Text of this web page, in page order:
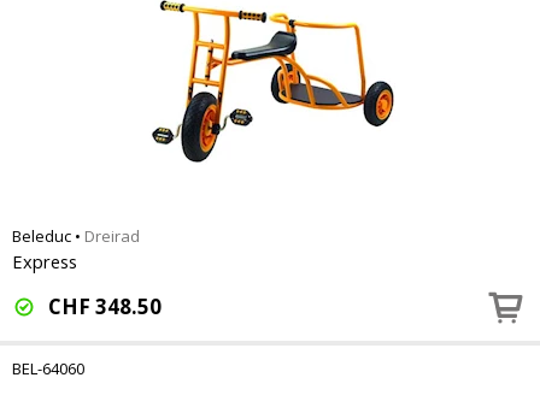
Beleduc • Dreirad
Express
CHF 348.50
BEL-64060